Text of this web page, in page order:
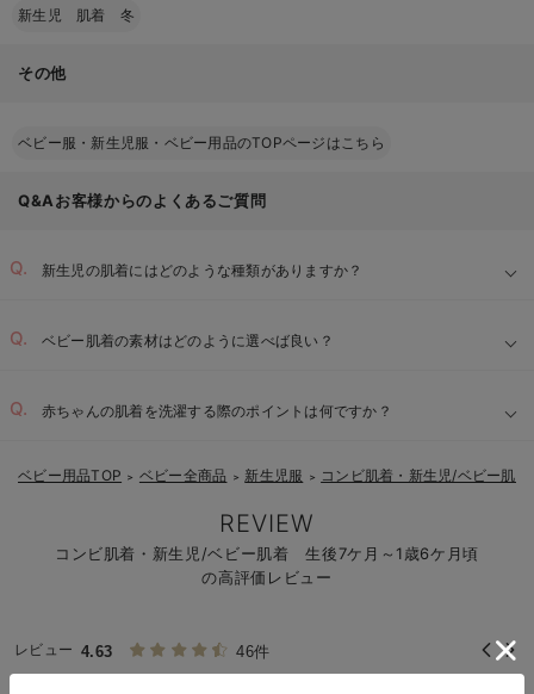
新生児 肌着 冬
その他
ベビー服・新生児服・ベビー用品のTOPページはこちら
Q&Aお客様からのよくあるご質問
新生児の肌着にはどのような種類がありますか？
ベビー肌着の素材はどのように選べば良い？
赤ちゃんの肌着を洗濯する際のポイントは何ですか？
ベビー用品TOP ＞ ベビー全商品 ＞ 新生児服 ＞ コンビ肌着・新生児/ベビー肌着
REVIEW
コンビ肌着・新生児/ベビー肌着 生後7ケ月～1歳6ケ月頃
の高評価レビュー
レビュー 4.63 46件